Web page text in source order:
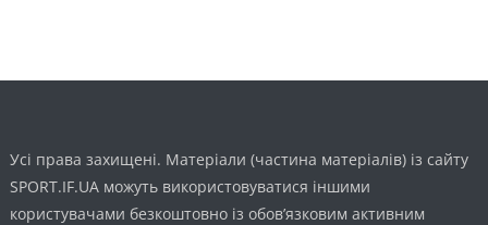
Усі права захищені. Матеріали (частина матеріалів) із сайту
SPORT.IF.UA можуть використовуватися іншими
користувачами безкоштовно із обов’язковим активним